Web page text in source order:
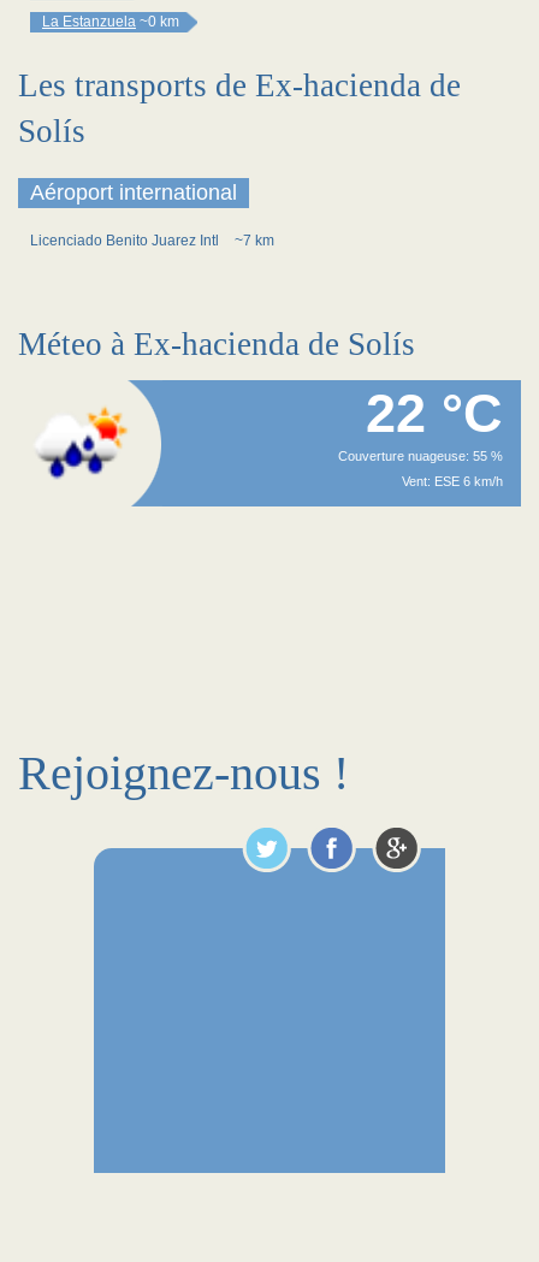
La Estanzuela ~0 km
Les transports de Ex-hacienda de
Solís
Aéroport international
Licenciado Benito Juarez Intl ~7 km
Méteo à Ex-hacienda de Solís
22 °C
Couverture nuageuse: 55 %
Vent: ESE 6 km/h
Rejoignez-nous !